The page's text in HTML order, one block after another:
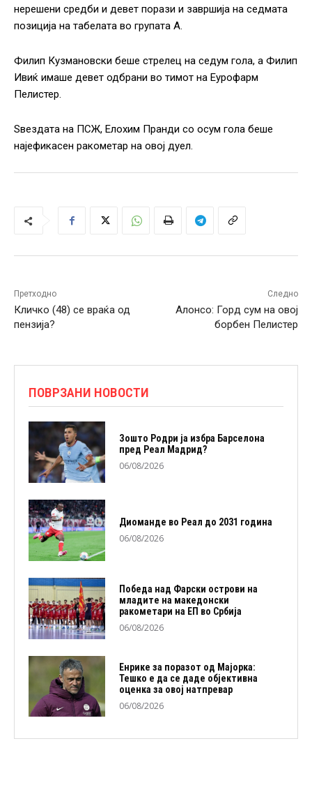
нерешени средби и девет порази и завршија на седмата
позиција на табелата во групата А.
Филип Кузмановски беше стрелец на седум гола, а Филип
Ивиќ имаше девет одбрани во тимот на Еурофарм
Пелистер.
Ѕвездата на ПСЖ, Елохим Пранди со осум гола беше
најефикасен ракометар на овој дуел.
Претходно
Кличко (48) се враќа од
пензија?
Следно
Алонсо: Горд сум на овој
борбен Пелистер
ПОВРЗАНИ НОВОСТИ
Зошто Родри ја избра Барселона
пред Реал Мадрид?
06/08/2026
Диоманде во Реал до 2031 година
06/08/2026
Победа над Фарски острови на
младите на македонски
ракометари на ЕП во Србија
06/08/2026
Енрике за поразот од Мајорка:
Тешко е да се даде објективна
оценка за овој натпревар
06/08/2026